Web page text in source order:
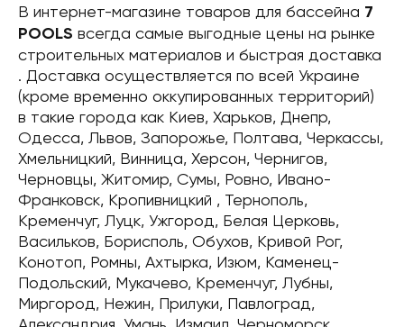
В интернет-магазине товаров для бассейна 7
POOLS всегда самые выгодные цены на рынке
строительных материалов и быстрая доставка
. Доставка осуществляется по всей Украине
(кроме временно оккупированных территорий)
в такие города как Киев, Харьков, Днепр,
Одесса, Львов, Запорожье, Полтава, Черкассы,
Хмельницкий, Винница, Херсон, Чернигов,
Черновцы, Житомир, Сумы, Ровно, Ивано-
Франковск, Кропивницкий , Тернополь,
Кременчуг, Луцк, Ужгород, Белая Церковь,
Васильков, Борисполь, Обухов, Кривой Рог,
Конотоп, Ромны, Ахтырка, Изюм, Каменец-
Подольский, Мукачево, Кременчуг, Лубны,
Миргород, Нежин, Прилуки, Павлоград,